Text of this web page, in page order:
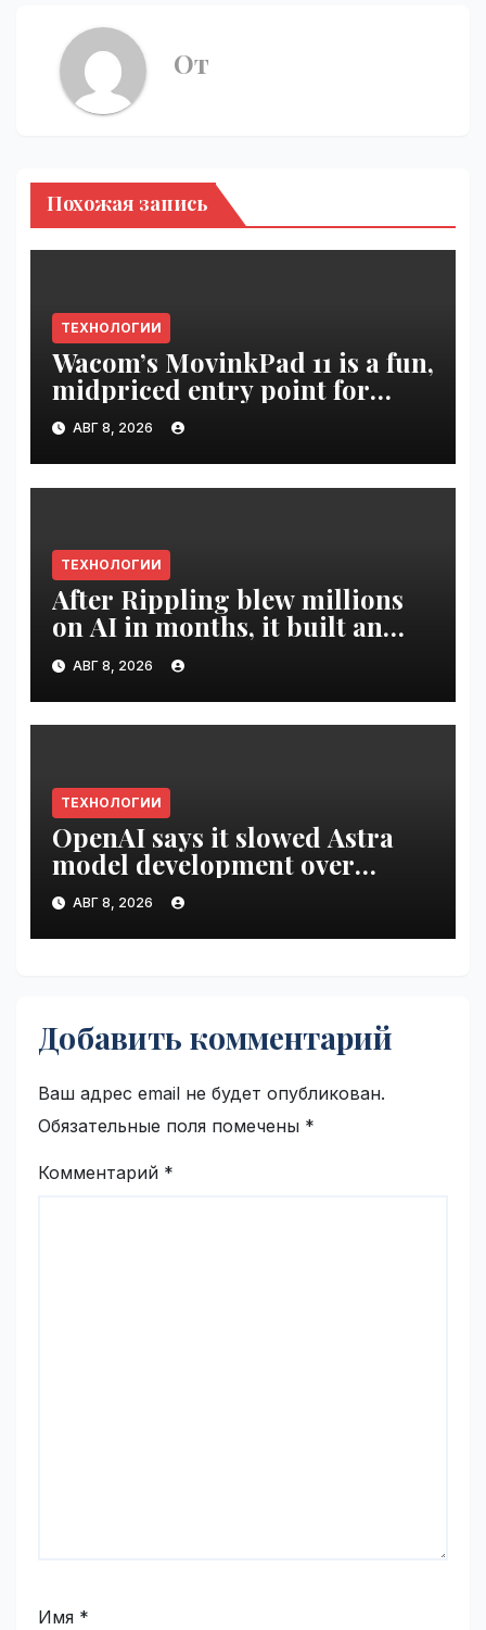
От
Похожая запись
ТЕХНОЛОГИИ
Wacom’s MovinkPad 11 is a fun,
midpriced entry point for
digital artists | VseTime.ru
АВГ 8, 2026
ТЕХНОЛОГИИ
After Rippling blew millions
on AI in months, it built an
employee ROI tool |
VseTime.ru
АВГ 8, 2026
ТЕХНОЛОГИИ
OpenAI says it slowed Astra
model development over
security concerns | VseTime.ru
АВГ 8, 2026
Добавить комментарий
Ваш адрес email не будет опубликован.
Обязательные поля помечены *
Комментарий *
Имя *